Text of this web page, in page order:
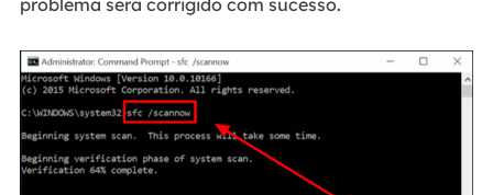
problema será corrigido com sucesso.